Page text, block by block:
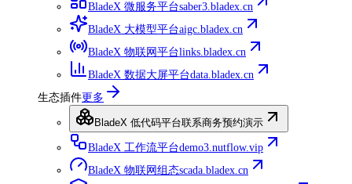
BladeX 微服务平台saber3.bladex.cn
BladeX 大模型平台aigc.bladex.cn
BladeX 物联网平台links.bladex.cn
BladeX 数据大屏平台data.bladex.cn
生态插件更多
BladeX 低代码平台联系商务预约演示
BladeX 工作流平台demo3.nutflow.vip
BladeX 物联网组态scada.bladex.cn